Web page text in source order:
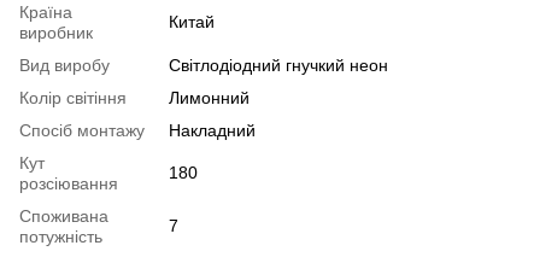
Країна
виробник
Китай
Вид виробу
Світлодіодний гнучкий неон
Колір світіння
Лимонний
Спосіб монтажу
Накладний
Кут
розсіювання
180
Споживана
потужність
7